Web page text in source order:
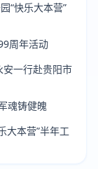
“快乐大本营”
周年活动
一行赴贵阳市
魂铸健魄
大本营”半年工